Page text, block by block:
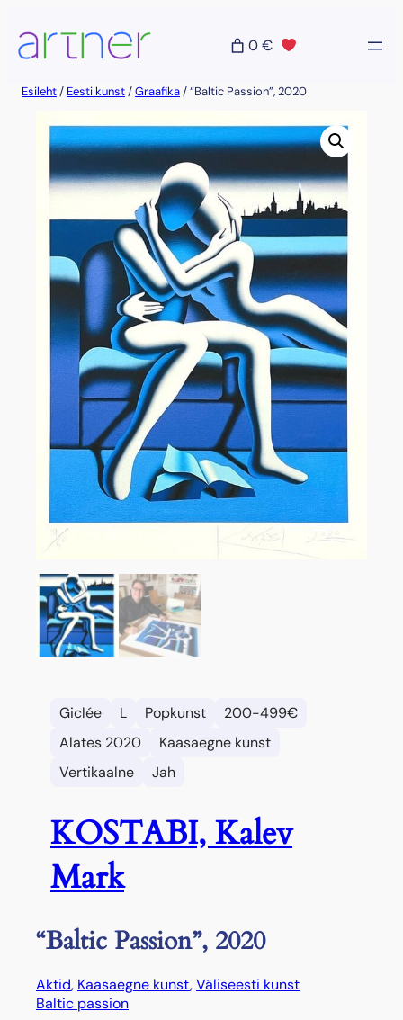
sisu
juurde
0 €
Esileht/ Eesti kunst/Graafika/ “Baltic Passion”, 2020
Giclée L Popkunst
200-499€
Alates 2020
Kaasaegne kunst
Vertikaalne
Jah
KOSTABI, Kalev
Mark
“Baltic Passion”, 2020
Aktid, Kaasaegne kunst, Väliseesti kunst
Baltic passion